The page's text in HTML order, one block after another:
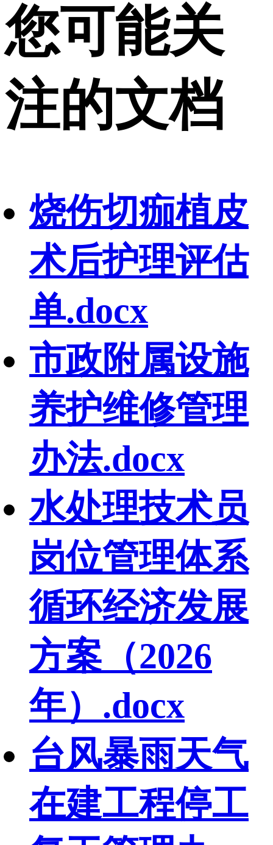
您可能关
注的文档
烧伤切痂植皮
术后护理评估
单.docx
市政附属设施
养护维修管理
办法.docx
水处理技术员
岗位管理体系
循环经济发展
方案（2026
年）.docx
台风暴雨天气
在建工程停工